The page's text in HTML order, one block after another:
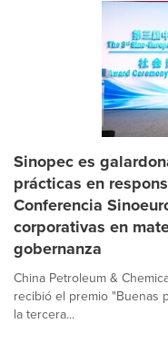
Sinopec es
prácticas en
Conferencia
corporativas en
gobernanza
China Petroleum &
recibió el premio "Buenas
la tercera...